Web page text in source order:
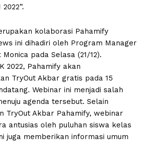
kolaborasi Pahamify
ini dihadiri oleh Program Manager
pada Selasa (21/12).
2022, Pahamify akan
TryOut Akbar gratis pada 15
Webinar ini menjadi salah
agenda tersebut. Selain
TryOut Akbar Pahamify, webinar
antusias oleh puluhan siswa kelas
juga memberikan informasi umum